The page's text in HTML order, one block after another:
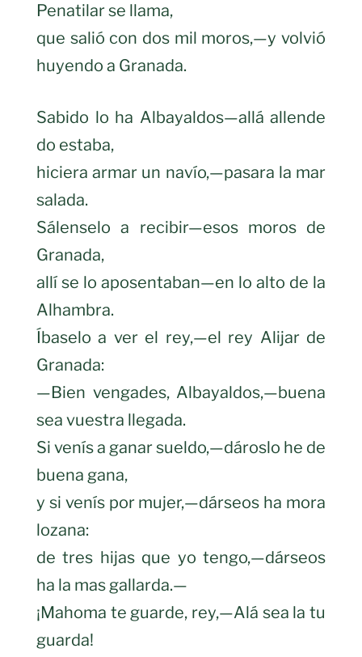
Penatilar se llama,
que salió con dos mil moros,—y volvió
huyendo a Granada.
Sabido lo ha Albayaldos—allá allende
do estaba,
hiciera armar un navío,—pasara la mar
salada.
Sálenselo a recibir—esos moros de
Granada,
allí se lo aposentaban—en lo alto de la
Alhambra.
Íbaselo a ver el rey,—el rey Alijar de
Granada:
—Bien vengades, Albayaldos,—buena
sea vuestra llegada.
Si venís a ganar sueldo,—dároslo he de
buena gana,
y si venís por mujer,—dárseos ha mora
lozana:
de tres hijas que yo tengo,—dárseos
ha la mas gallarda.—
¡Mahoma te guarde, rey,—Alá sea la tu
guarda!